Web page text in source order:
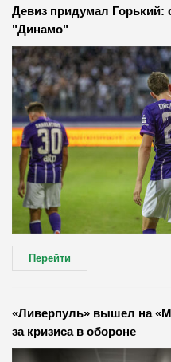
Девиз придумал Горький:
"Динамо"
Перейти
«Ливерпуль» вышел на
за кризиса в обороне